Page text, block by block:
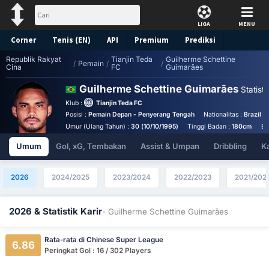
LIGA MENU
Corner Tenis (EN) API Premium Prediksi
Republik Rakyat
Cina
/ Pemain / Tianjin Teda
FC
/ Guilherme Schettine
Guimarães
Guilherme Schettine Guimarães
Klub :
Tianjin Teda FC
Posisi : Pemain Depan - Penyerang Tengah Nationalitas :Brazil
Umur (Ulang Tahun) : 30 (10/10/1995) Tinggi Badan :180cm
Umum Gol, xG, Tembakan Assist & Umpan Dribbling
2026 2024/2025 2023/2024 2022/2023 2021/
2026 & Statistik Karir- Guilherme Schettine Guimarães
6.86
Rata-rata di Chinese Super League
Peringkat Gol : 16 / 302 Players